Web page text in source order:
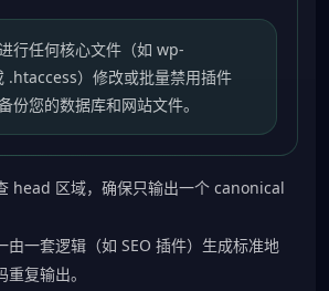
行任何核心文件（如 wp-
）修改或批量禁用插件
份您的数据库和网站文件。
head 区域，确保只输出一个 canonical
由一套逻辑（如 SEO 插件）生成标准地
复输出。